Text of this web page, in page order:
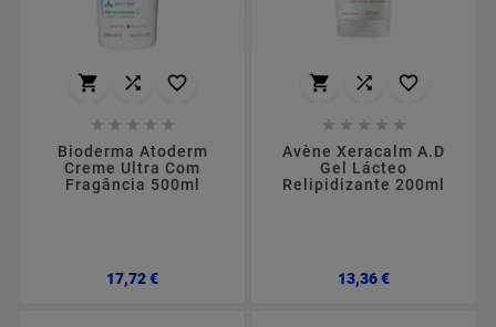
  
    
Bioderma Atoderm
Creme Ultra Com
Fragância 500ml
17,72 €Preço
  
    
Avène Xeracalm A.D
Gel Lácteo
Relipidizante 200ml
13,36 €Preço